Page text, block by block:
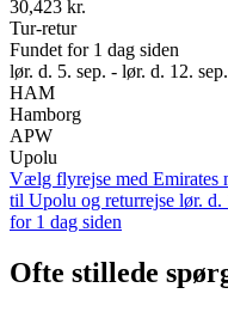
30,423 kr.
Tur-retur
Fundet for 1 dag siden
lør. d. 5. sep. - lør. d. 12. sep.
HAM
Hamborg
APW
Upolu
Vælg flyrejse med Emirates
til Upolu og returrejse lør. d.
for 1 dag siden
Ofte stillede